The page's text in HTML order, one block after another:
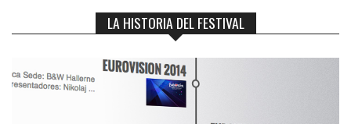
LA HISTORIA DEL FESTIVAL